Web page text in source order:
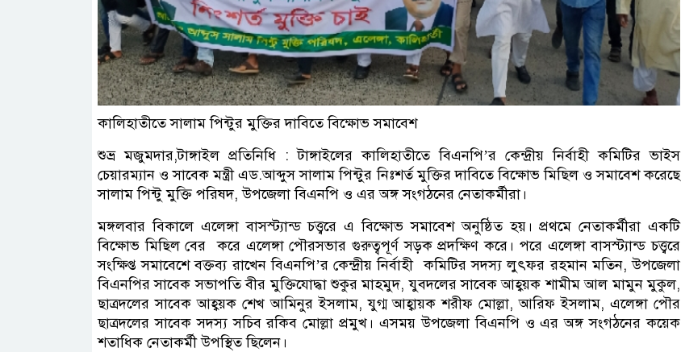
কালিহাতীতে সালাম পিন্টুর মুক্তির দাবিতে বিক্ষোভ সমাবেশ
শুভ্র মজুমদার,টাঙ্গাইল প্রতিনিধি : টাঙ্গাইলের কালিহাতীতে বিএনপি’র কেন্দ্রীয় নির্বাহী কমিটির ভাইস
চেয়ারম্যান ও সাবেক মন্ত্রী এড.আব্দুস সালাম পিন্টুর নিঃশর্ত মুক্তির দাবিতে বিক্ষোভ মিছিল ও সমাবেশ করেছে
সালাম পিন্টু মুক্তি পরিষদ, উপজেলা বিএনপি ও এর অঙ্গ সংগঠনের নেতাকর্মীরা।
মঙ্গলবার বিকালে এলেঙ্গা বাসস্ট্যান্ড চত্ত্বরে এ বিক্ষোভ সমাবেশ অনুষ্ঠিত হয়। প্রথমে নেতাকর্মীরা একটি
বিক্ষোভ মিছিল বের করে এলেঙ্গা পৌরসভার গুরুত্বপূর্ণ সড়ক প্রদক্ষিণ করে। পরে এলেঙ্গা বাসস্ট্যান্ড চত্ত্বরে
সংক্ষিপ্ত সমাবেশে বক্তব্য রাখেন বিএনপি’র কেন্দ্রীয় নির্বাহী কমিটির সদস্য লুৎফর রহমান মতিন, উপজেলা
বিএনপির সাবেক সভাপতি বীর মুক্তিযোদ্ধা শুকুর মাহমুদ, যুবদলের সাবেক আহ্বয়ক শামীম আল মামুন মুকুল,
ছাত্রদলের সাবেক আহ্বয়ক শেখ আমিনুর ইসলাম, যুগ্ম আহ্বায়ক শরীফ মোল্লা, আরিফ ইসলাম, এলেঙ্গা পৌর
ছাত্রদলের সাবেক সদস্য সচিব রকিব মোল্লা প্রমুখ। এসময় উপজেলা বিএনপি ও এর অঙ্গ সংগঠনের কয়েক
শতাধিক নেতাকর্মী উপস্থিত ছিলেন।